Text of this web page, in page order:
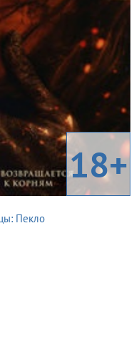
18+
Пекло